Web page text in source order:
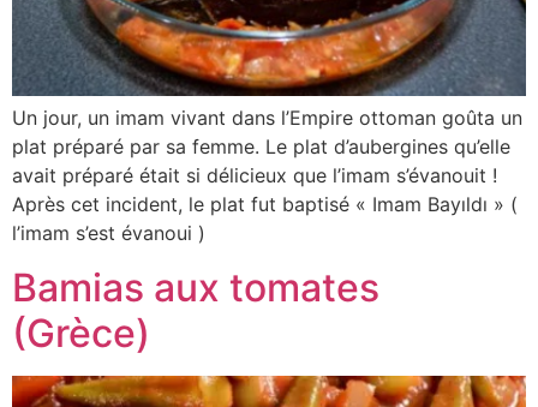
Un jour, un imam vivant dans l’Empire ottoman goûta un
plat préparé par sa femme. Le plat d’aubergines qu’elle
avait préparé était si délicieux que l’imam s’évanouit !
Après cet incident, le plat fut baptisé « Imam Bayıldı » (
l’imam s’est évanoui )
Bamias aux tomates
(Grèce)